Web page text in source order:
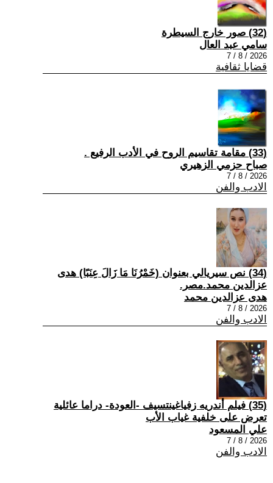
(32) صور خارج السيطرة
سامي عبد العال
2026 / 8 / 7
قضايا ثقافية
(33) مقامة تقاسيم الروح في الأدب الرفيع .
صباح حزمي الزهيري
2026 / 8 / 7
الادب والفن
(34) نص سيريالي بعنوان (خَمْرُنَا مَا زَالَ عِنَبًا) هدى
عزالدين محمد.مصر.
هدى عزالدين محمد
2026 / 8 / 7
الادب والفن
(35) فيلم أندريه زفياغينتسيف -العودة- دراما عائلية
تعرض على خلفية غياب الأب
علي المسعود
2026 / 8 / 7
الادب والفن